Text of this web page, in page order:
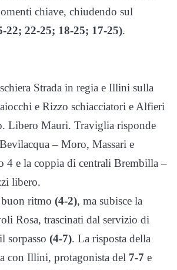
chiave, chiudendo sul
22; 22-25; 18-25; 17-25).
Strada in regia e Illini sulla
e Rizzo schiacciatori e Alfieri
Libero Mauri. Traviglia risponde
– Moro, Massari e
4 e la coppia di centrali Brembilla –
libero.
ritmo (4-2), ma subisce la
Rosa, trascinati dal servizio di
sorpasso (4-7). La risposta della
con Illini, protagonista del 7-7 e